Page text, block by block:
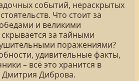
событий, нераскрытых
Что стоит за
и великими
за тайными
поражениями?
удивительные факты,
– всё это хранится в
Дмитрия Диброва.